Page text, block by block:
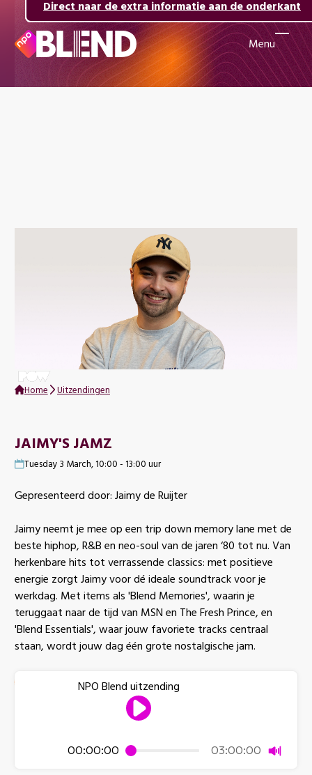
Direct naar de inhoud
Direct naar de hoofdnavigatie
Direct naar de extra informatie aan de onderkant
Menu
Home Uitzendingen
JAIMY'S JAMZ
Tuesday 3 March, 10:00 - 13:00 uur
Gepresenteerd door: Jaimy de Ruijter
Jaimy neemt je mee op een trip down memory lane met de
beste hiphop, R&B en neo-soul van de jaren ‘80 tot nu. Van
herkenbare hits tot verrassende classics: met positieve
energie zorgt Jaimy voor dé ideale soundtrack voor je
werkdag. Met items als 'Blend Memories', waarin je
teruggaat naar de tijd van MSN en The Fresh Prince, en
'Blend Essentials', waar jouw favoriete tracks centraal
staan, wordt jouw dag één grote nostalgische jam.
00:00:00 03:00:00 Dempen
NPO Blend uitzending